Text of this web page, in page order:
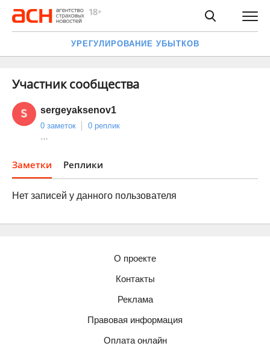
УРЕГУЛИРОВАНИЕ УБЫТКОВ
Участник сообщества
sergeyaksenov1
0 заметок
0 реплик
…
Заметки Реплики
Нет записей у данного пользователя
О проекте
Контакты
Реклама
Правовая информация
Оплата онлайн